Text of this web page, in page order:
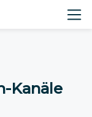
Kanäle